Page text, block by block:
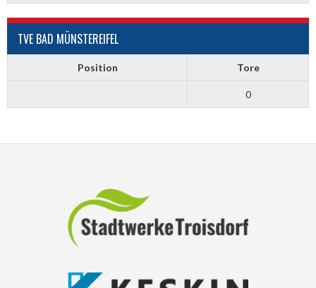
TVE BAD MÜNSTEREIFEL
Position Tore
0